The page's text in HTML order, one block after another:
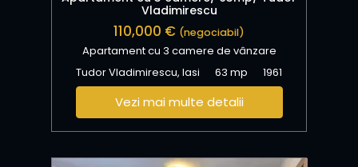
Vladimirescu
110,000 € (negociabil)
Apartament cu 3 camere de vânzare
Tudor Vladimirescu, Iasi
63 mp 1961
Vezi mai multe detalii